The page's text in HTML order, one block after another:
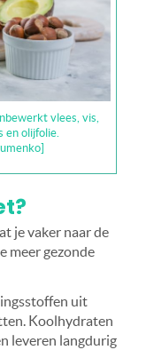
vlees, vis,
en olijfolie.
je vaker naar de
meer gezonde
uit
Koolhydraten
leveren langdurig